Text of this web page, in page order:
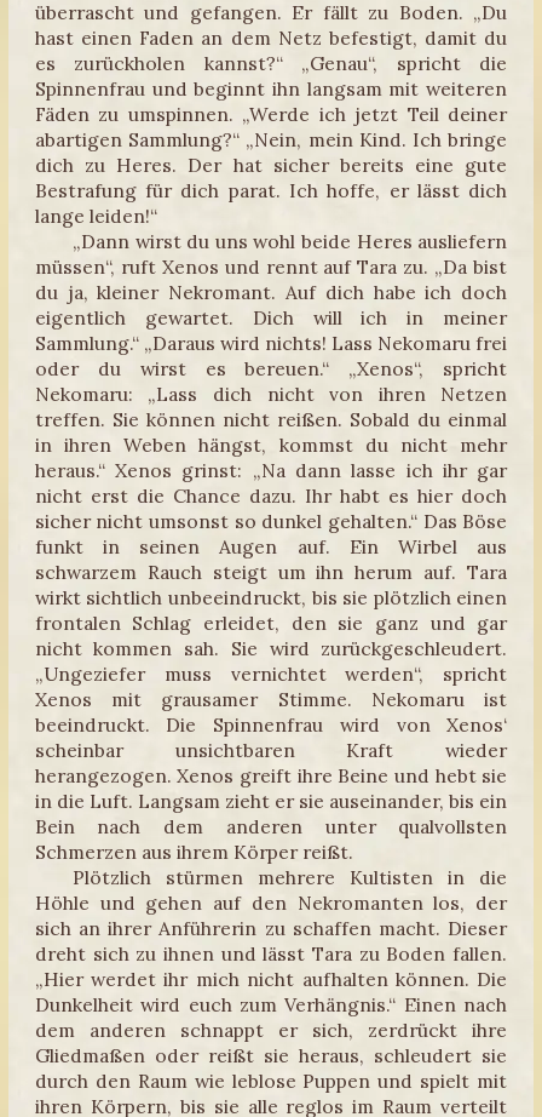
überrascht und gefangen. Er fällt zu Boden. „Du
hast einen Faden an dem Netz befestigt, damit du
es zurückholen kannst?“ „Genau“, spricht die
Spinnenfrau und beginnt ihn langsam mit weiteren
Fäden zu umspinnen. „Werde ich jetzt Teil deiner
abartigen Sammlung?“ „Nein, mein Kind. Ich bringe
dich zu Heres. Der hat sicher bereits eine gute
Bestrafung für dich parat. Ich hoffe, er lässt dich
lange leiden!“
„Dann wirst du uns wohl beide Heres ausliefern
müssen“, ruft Xenos und rennt auf Tara zu. „Da bist
du ja, kleiner Nekromant. Auf dich habe ich doch
eigentlich gewartet. Dich will ich in meiner
Sammlung.“ „Daraus wird nichts! Lass Nekomaru frei
oder du wirst es bereuen.“ „Xenos“, spricht
Nekomaru: „Lass dich nicht von ihren Netzen
treffen. Sie können nicht reißen. Sobald du einmal
in ihren Weben hängst, kommst du nicht mehr
heraus.“ Xenos grinst: „Na dann lasse ich ihr gar
nicht erst die Chance dazu. Ihr habt es hier doch
sicher nicht umsonst so dunkel gehalten.“ Das Böse
funkt in seinen Augen auf. Ein Wirbel aus
schwarzem Rauch steigt um ihn herum auf. Tara
wirkt sichtlich unbeeindruckt, bis sie plötzlich einen
frontalen Schlag erleidet, den sie ganz und gar
nicht kommen sah. Sie wird zurückgeschleudert.
„Ungeziefer muss vernichtet werden“, spricht
Xenos mit grausamer Stimme. Nekomaru ist
beeindruckt. Die Spinnenfrau wird von Xenos‘
scheinbar unsichtbaren Kraft wieder
herangezogen. Xenos greift ihre Beine und hebt sie
in die Luft. Langsam zieht er sie auseinander, bis ein
Bein nach dem anderen unter qualvollsten
Schmerzen aus ihrem Körper reißt.
Plötzlich stürmen mehrere Kultisten in die
Höhle und gehen auf den Nekromanten los, der
sich an ihrer Anführerin zu schaffen macht. Dieser
dreht sich zu ihnen und lässt Tara zu Boden fallen.
„Hier werdet ihr mich nicht aufhalten können. Die
Dunkelheit wird euch zum Verhängnis.“ Einen nach
dem anderen schnappt er sich, zerdrückt ihre
Gliedmaßen oder reißt sie heraus, schleudert sie
durch den Raum wie leblose Puppen und spielt mit
ihren Körpern, bis sie alle reglos im Raum verteilt